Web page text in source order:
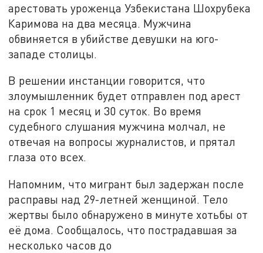
арестовать уроженца Узбекистана Шохрубека
Каримова на два месяца. Мужчина
обвиняется в убийстве девушки на юго-
западе столицы.
В решении инстанции говорится, что
злоумышленник будет отправлен под арест
на срок 1 месяц и 30 суток. Во время
судебного слушания мужчина молчал, не
отвечая на вопросы журналистов, и прятал
глаза ото всех.
Напомним, что мигрант был задержан после
расправы над 29-летней женщиной. Тело
жертвы было обнаружено в минуте хотьбы от
её дома. Сообщалось, что пострадавшая за
несколько часов до